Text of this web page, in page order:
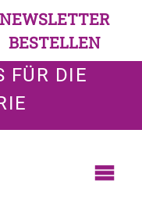
NEWSLETTER
BESTELLEN
FÜR DIE